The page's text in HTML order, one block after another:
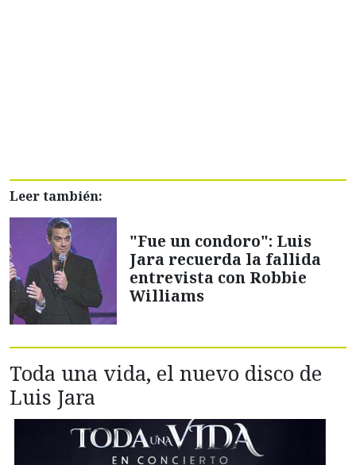
Leer también:
"Fue un condoro": Luis
Jara recuerda la fallida
entrevista con Robbie
Williams
Toda una vida, el nuevo disco de
Luis Jara